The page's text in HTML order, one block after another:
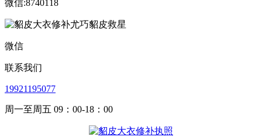
微信:8740118
微信
联系我们
19921195077
周一至周五 09：00-18：00